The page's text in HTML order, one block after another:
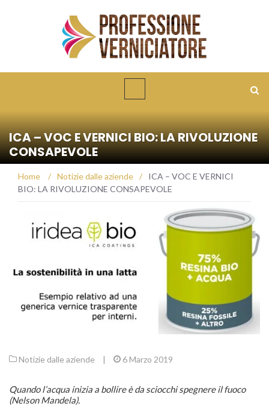
ICA – VOC E VERNICI BIO: LA RIVOLUZIONE
CONSAPEVOLE
Home / Notizie dalle aziende /
ICA – VOC E VERNICI
BIO: LA RIVOLUZIONE CONSAPEVOLE
Notizie dalle aziende | 6 Marzo 2019
Quando l’acqua inizia a bollire è da sciocchi spegnere il fuoco
(Nelson Mandela).